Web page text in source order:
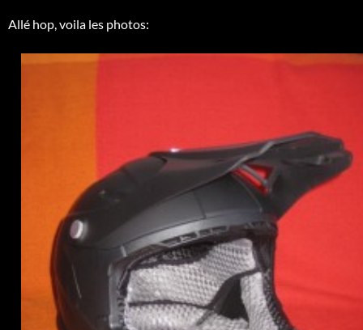
Allé hop, voila les photos: